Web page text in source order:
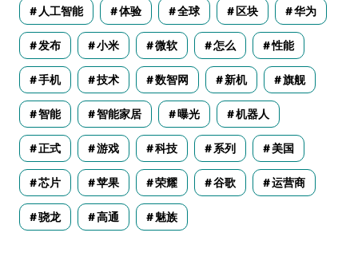
人工智能 体验 全球 区块 华为
发布 小米 微软 怎么 性能
手机 技术 数智网 新机 旗舰
智能 智能家居 曝光 机器人
正式 游戏 科技 系列 美国
芯片 苹果 荣耀 谷歌 运营商
骁龙 高通 魅族